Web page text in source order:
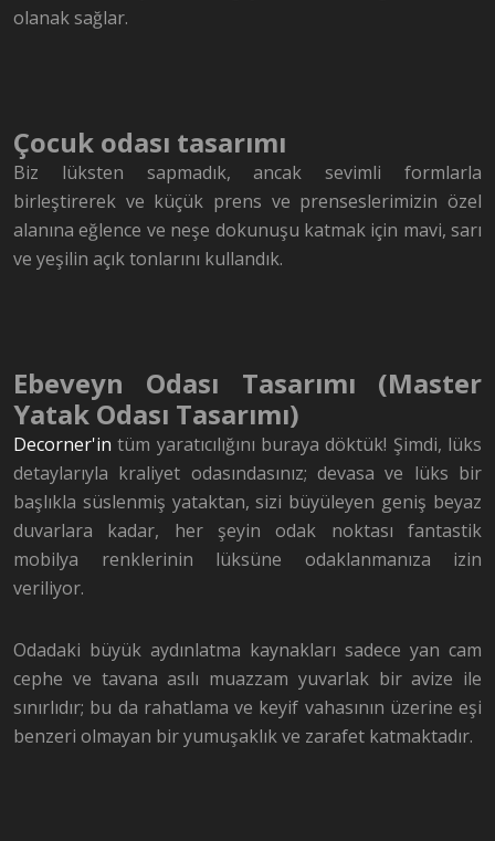
olanak sağlar.
Çocuk odası tasarımı
Biz lüksten sapmadık, ancak sevimli formlarla
birleştirerek ve küçük prens ve prenseslerimizin özel
alanına eğlence ve neşe dokunuşu katmak için mavi, sarı
ve yeşilin açık tonlarını kullandık.
Ebeveyn Odası Tasarımı (Master
Yatak Odası Tasarımı)
Decorner'in tüm yaratıcılığını buraya döktük! Şimdi, lüks
detaylarıyla kraliyet odasındasınız; devasa ve lüks bir
başlıkla süslenmiş yataktan, sizi büyüleyen geniş beyaz
duvarlara kadar, her şeyin odak noktası fantastik
mobilya renklerinin lüksüne odaklanmanıza izin
veriliyor.
Odadaki büyük aydınlatma kaynakları sadece yan cam
cephe ve tavana asılı muazzam yuvarlak bir avize ile
sınırlıdır; bu da rahatlama ve keyif vahasının üzerine eşi
benzeri olmayan bir yumuşaklık ve zarafet katmaktadır.